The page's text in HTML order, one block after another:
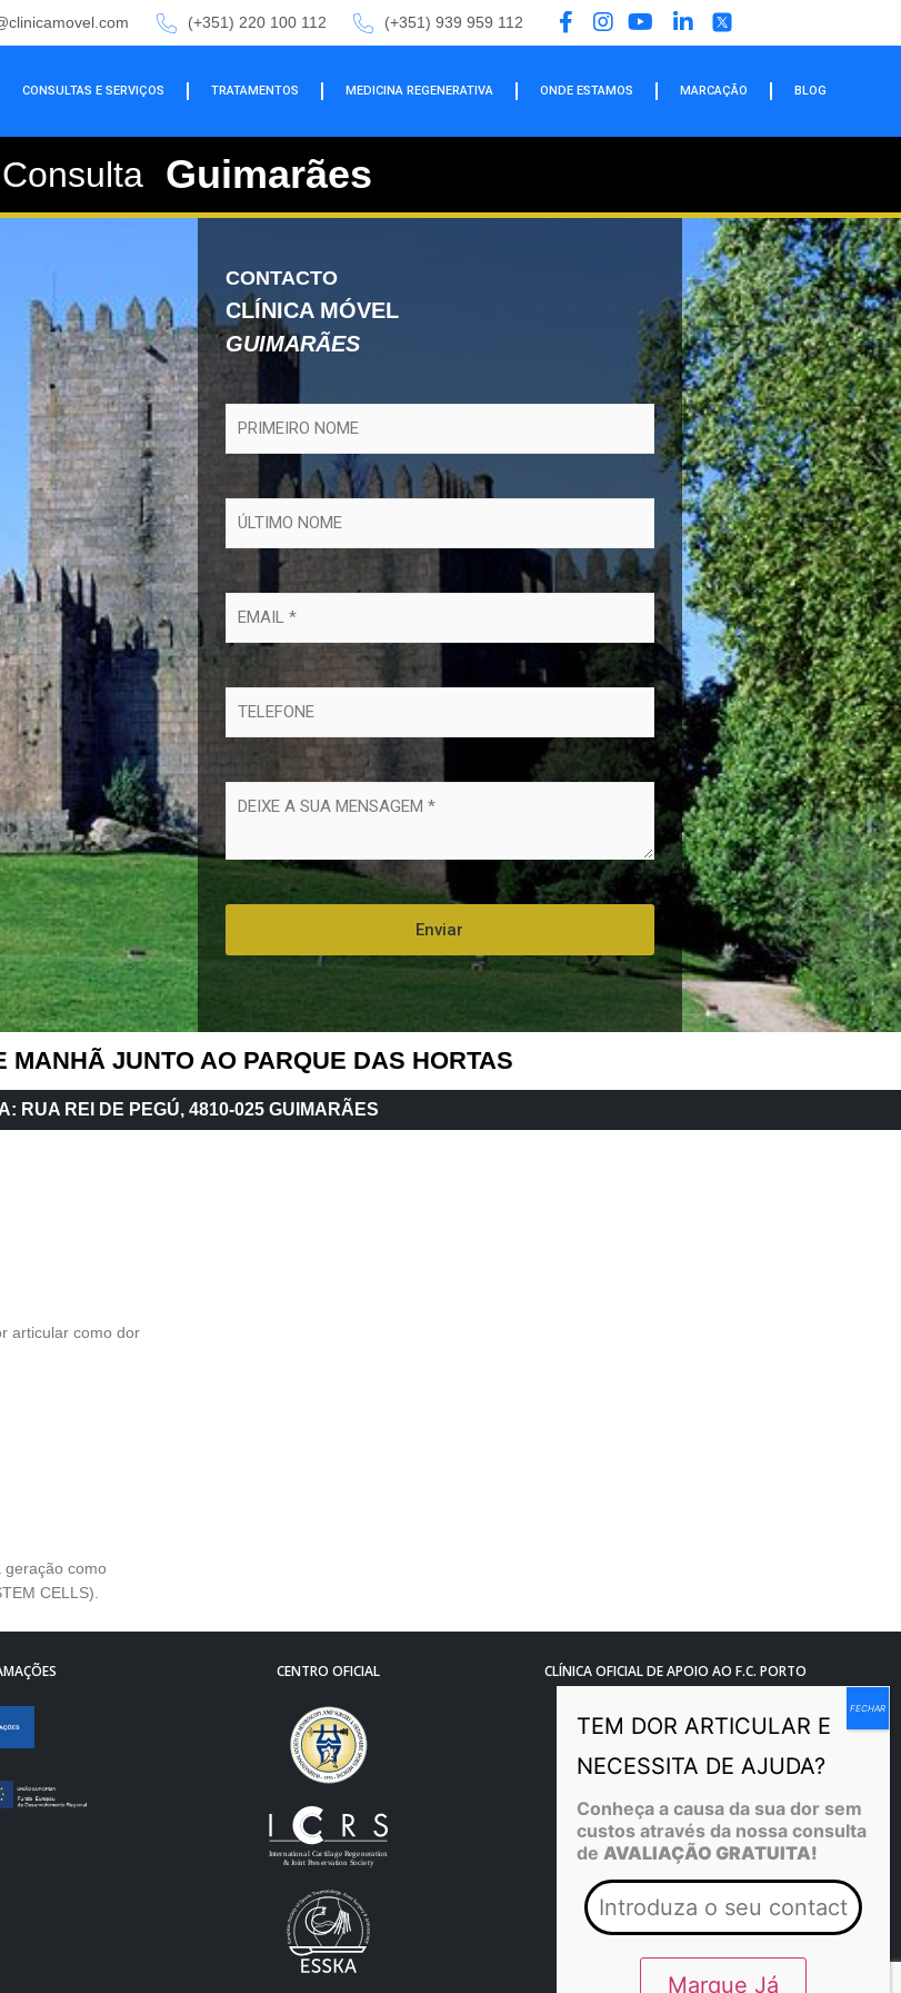
(+351) 220 100 112 (+351) 939 959 112
CONSULTAS E SERVIÇOS TRATAMENTOS MEDICINA REGENERATIVA ONDE ESTAMOS MARCAÇÃO BLOG
Guimarães
CONTACTO
CLÍNICA MÓVEL
GUIMARÃES
Enviar
MANHÃ JUNTO AO PARQUE DAS HORTAS
RUA REI DE PEGÚ, 4810-025 GUIMARÃES
articular como dor
geração como
CELLS).
CENTRO OFICIAL CLÍNICA OFICIAL DE APOIO AO F.C. PORTO
Conheça a causa da sua dor sem
custos através da nossa consulta
de AVALIAÇÃO GRATUITA!